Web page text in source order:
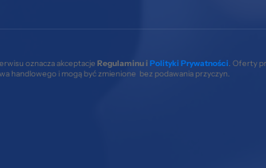
oznacza akceptacje Regulaminu i Polityki Prywatności. Oferty
handlowego i mogą być zmienione bez podawania przyczyn.